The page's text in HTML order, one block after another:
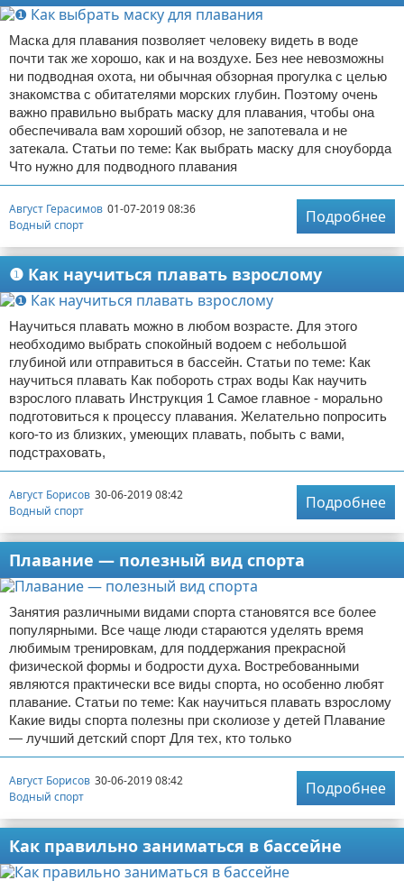
Маска для плавания позволяет человеку видеть в воде
почти так же хорошо, как и на воздухе. Без нее невозможны
ни подводная охота, ни обычная обзорная прогулка с целью
знакомства с обитателями морских глубин. Поэтому очень
важно правильно выбрать маску для плавания, чтобы она
обеспечивала вам хороший обзор, не запотевала и не
затекала. Статьи по теме: Как выбрать маску для сноуборда
Что нужно для подводного плавания
Август Герасимов 01-07-2019 08:36
Водный спорт
Подробнее
❶ Как научиться плавать взрослому
Научиться плавать можно в любом возрасте. Для этого
необходимо выбрать спокойный водоем с небольшой
глубиной или отправиться в бассейн. Статьи по теме: Как
научиться плавать Как побороть страх воды Как научить
взрослого плавать Инструкция 1 Самое главное - морально
подготовиться к процессу плавания. Желательно попросить
кого-то из близких, умеющих плавать, побыть с вами,
подстраховать,
Август Борисов 30-06-2019 08:42
Водный спорт
Подробнее
Плавание — полезный вид спорта
Занятия различными видами спорта становятся все более
популярными. Все чаще люди стараются уделять время
любимым тренировкам, для поддержания прекрасной
физической формы и бодрости духа. Востребованными
являются практически все виды спорта, но особенно любят
плавание. Статьи по теме: Как научиться плавать взрослому
Какие виды спорта полезны при сколиозе у детей Плавание
— лучший детский спорт Для тех, кто только
Август Борисов 30-06-2019 08:42
Водный спорт
Подробнее
Как правильно заниматься в бассейне